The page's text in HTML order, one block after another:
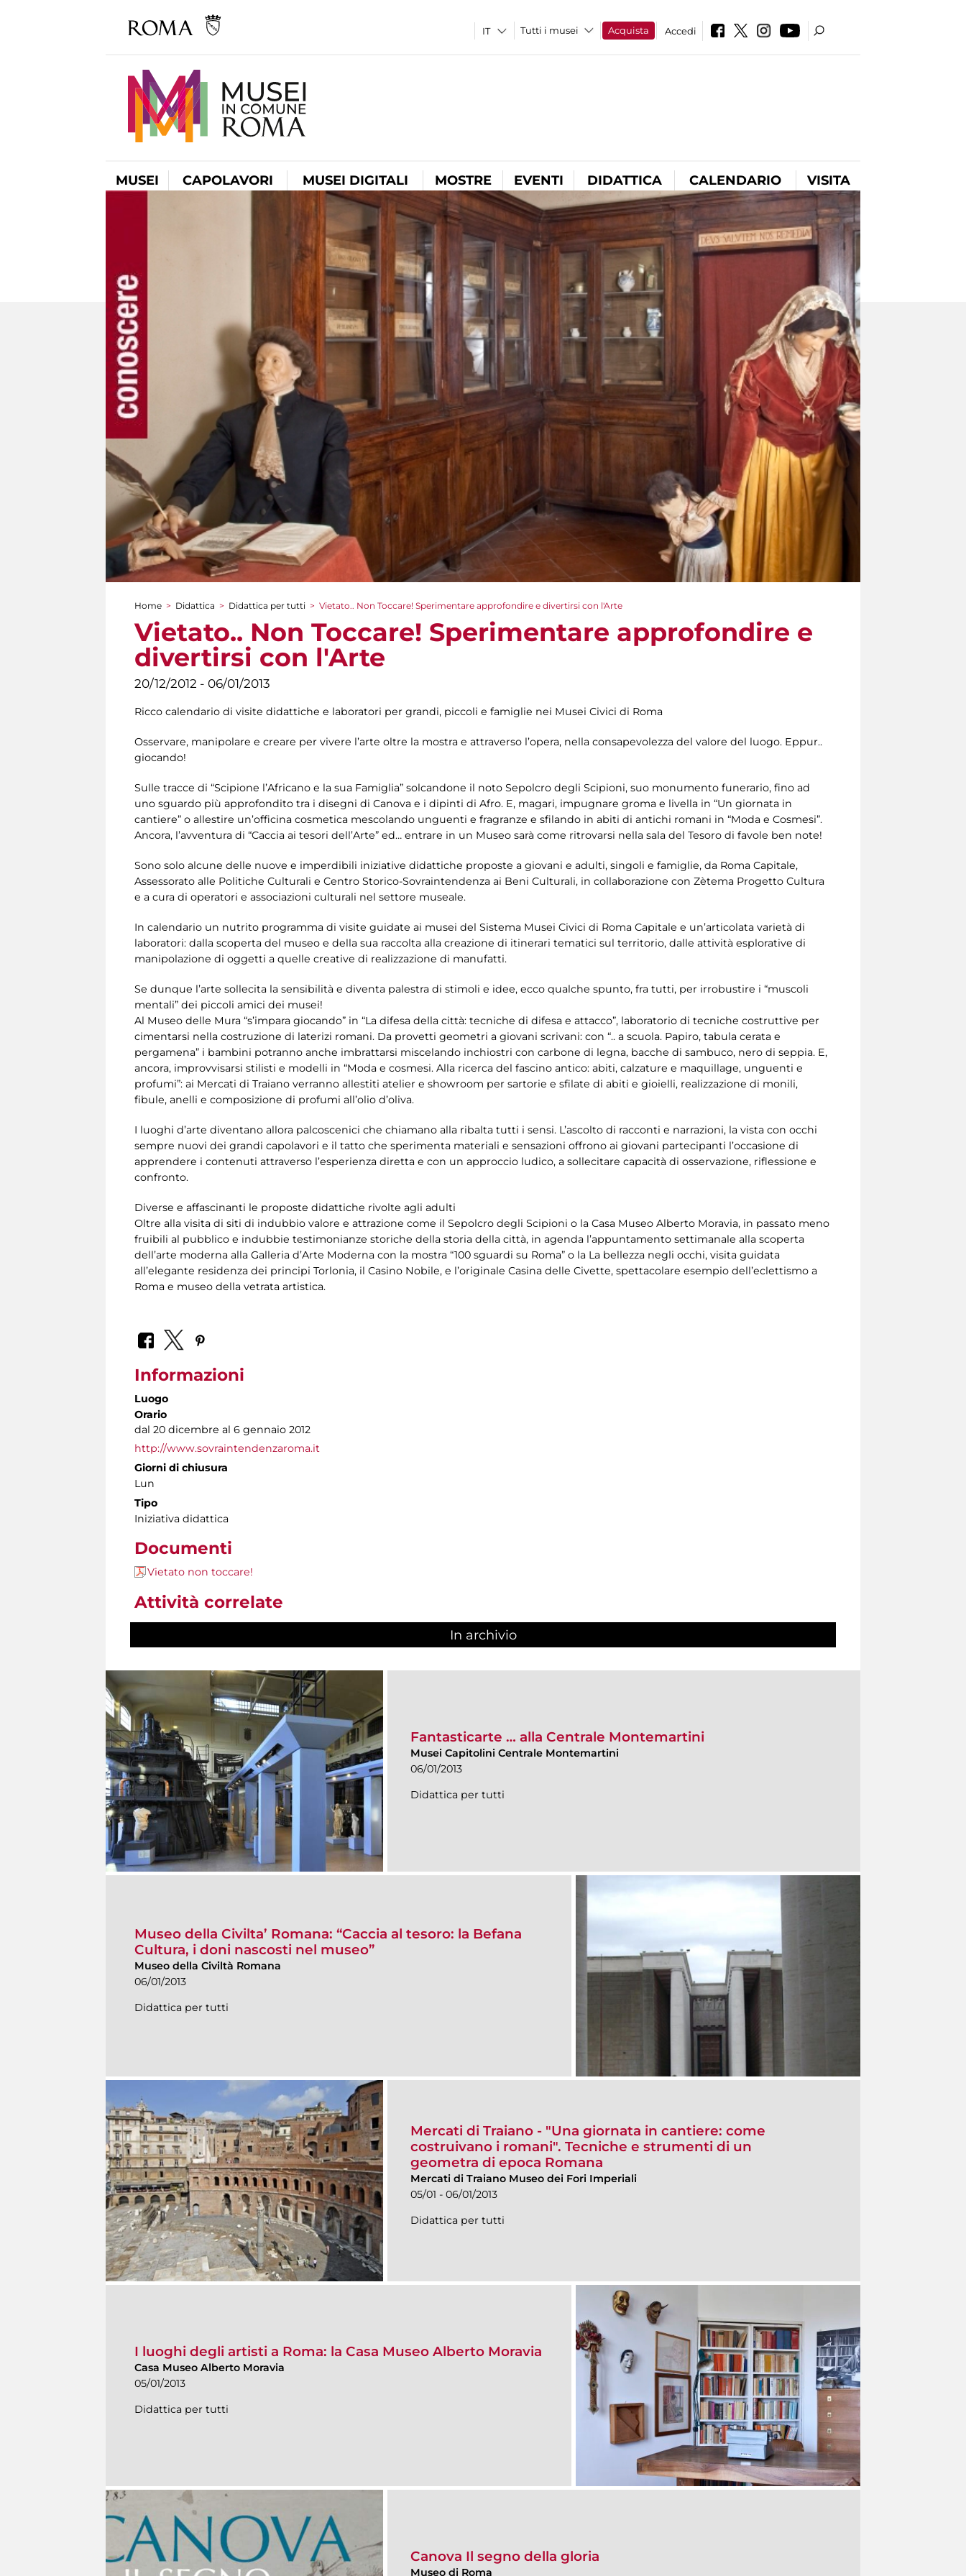
Tutti i musei Acquista Accedi
MUSEI CAPOLAVORI MUSEI DIGITALI MOSTRE EVENTI DIDATTICA CALENDARIO VISITA
Tu sei qui
Home > Didattica > Didattica per tutti > Vietato.. Non Toccare! Sperimentare approfondire e divertirsi con l'Arte
Vietato.. Non Toccare! Sperimentare approfondire e
divertirsi con l'Arte
20/12/2012 - 06/01/2013
Ricco calendario di visite didattiche e laboratori per grandi, piccoli e famiglie nei Musei Civici di Roma
Osservare, manipolare e creare per vivere l’arte oltre la mostra e attraverso l’opera, nella consapevolezza del valore del luogo. Eppur..
giocando!
Sulle tracce di “Scipione l’Africano e la sua Famiglia” solcandone il noto Sepolcro degli Scipioni, suo monumento funerario, fino ad
uno sguardo più approfondito tra i disegni di Canova e i dipinti di Afro. E, magari, impugnare groma e livella in “Un giornata in
cantiere” o allestire un’officina cosmetica mescolando unguenti e fragranze e sfilando in abiti di antichi romani in “Moda e Cosmesi”.
Ancora, l’avventura di “Caccia ai tesori dell’Arte” ed… entrare in un Museo sarà come ritrovarsi nella sala del Tesoro di favole ben note!
Sono solo alcune delle nuove e imperdibili iniziative didattiche proposte a giovani e adulti, singoli e famiglie, da Roma Capitale,
Assessorato alle Politiche Culturali e Centro Storico-Sovraintendenza ai Beni Culturali, in collaborazione con Zètema Progetto Cultura
e a cura di operatori e associazioni culturali nel settore museale.
In calendario un nutrito programma di visite guidate ai musei del Sistema Musei Civici di Roma Capitale e un’articolata varietà di
laboratori: dalla scoperta del museo e della sua raccolta alla creazione di itinerari tematici sul territorio, dalle attività esplorative di
manipolazione di oggetti a quelle creative di realizzazione di manufatti.
Se dunque l’arte sollecita la sensibilità e diventa palestra di stimoli e idee, ecco qualche spunto, fra tutti, per irrobustire i “muscoli
mentali” dei piccoli amici dei musei!
Al Museo delle Mura “s’impara giocando” in “La difesa della città: tecniche di difesa e attacco”, laboratorio di tecniche costruttive per
cimentarsi nella costruzione di laterizi romani. Da provetti geometri a giovani scrivani: con “.. a scuola. Papiro, tabula cerata e
pergamena” i bambini potranno anche imbrattarsi miscelando inchiostri con carbone di legna, bacche di sambuco, nero di seppia. E,
ancora, improvvisarsi stilisti e modelli in “Moda e cosmesi. Alla ricerca del fascino antico: abiti, calzature e maquillage, unguenti e
profumi”: ai Mercati di Traiano verranno allestiti atelier e showroom per sartorie e sfilate di abiti e gioielli, realizzazione di monili,
fibule, anelli e composizione di profumi all’olio d’oliva.
I luoghi d’arte diventano allora palcoscenici che chiamano alla ribalta tutti i sensi. L’ascolto di racconti e narrazioni, la vista con occhi
sempre nuovi dei grandi capolavori e il tatto che sperimenta materiali e sensazioni offrono ai giovani partecipanti l’occasione di
apprendere i contenuti attraverso l’esperienza diretta e con un approccio ludico, a sollecitare capacità di osservazione, riflessione e
confronto.
Diverse e affascinanti le proposte didattiche rivolte agli adulti
Oltre alla visita di siti di indubbio valore e attrazione come il Sepolcro degli Scipioni o la Casa Museo Alberto Moravia, in passato meno
fruibili al pubblico e indubbie testimonianze storiche della storia della città, in agenda l’appuntamento settimanale alla scoperta
dell’arte moderna alla Galleria d’Arte Moderna con la mostra “100 sguardi su Roma” o la La bellezza negli occhi, visita guidata
all’elegante residenza dei principi Torlonia, il Casino Nobile, e l’originale Casina delle Civette, spettacolare esempio dell’eclettismo a
Roma e museo della vetrata artistica.
Informazioni
Luogo
Orario
dal 20 dicembre al 6 gennaio 2012
http://www.sovraintendenzaroma.it
Giorni di chiusura
Lun
Tipo
Iniziativa didattica
Documenti
Vietato non toccare!
Attività correlate
In archivio
Fantasticarte … alla Centrale Montemartini
Musei Capitolini Centrale Montemartini
06/01/2013
Didattica per tutti
Museo della Civilta’ Romana: “Caccia al tesoro: la Befana
Cultura, i doni nascosti nel museo”
Museo della Civiltà Romana
06/01/2013
Didattica per tutti
Mercati di Traiano - "Una giornata in cantiere: come
costruivano i romani". Tecniche e strumenti di un
geometra di epoca Romana
Mercati di Traiano Museo dei Fori Imperiali
05/01 - 06/01/2013
Didattica per tutti
I luoghi degli artisti a Roma: la Casa Museo Alberto Moravia
Casa Museo Alberto Moravia
05/01/2013
Didattica per tutti
Canova Il segno della gloria
Museo di Roma